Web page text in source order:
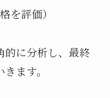
を評価）
的に分析し、最終
ます。